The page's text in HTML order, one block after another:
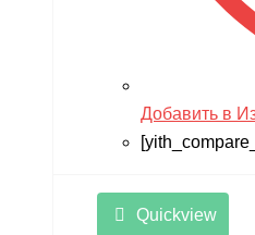
Добавить в
Quickview